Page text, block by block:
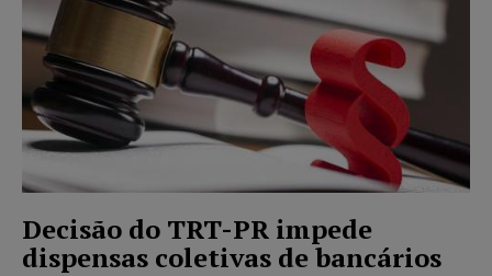
Decisão do TRT-PR impede
dispensas coletivas de bancários